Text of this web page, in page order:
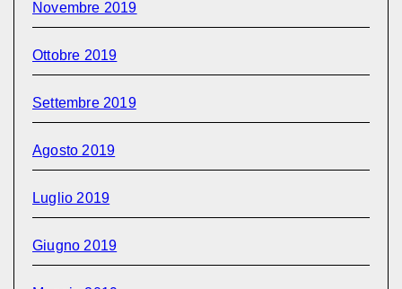
Novembre 2019
Ottobre 2019
Settembre 2019
Agosto 2019
Luglio 2019
Giugno 2019